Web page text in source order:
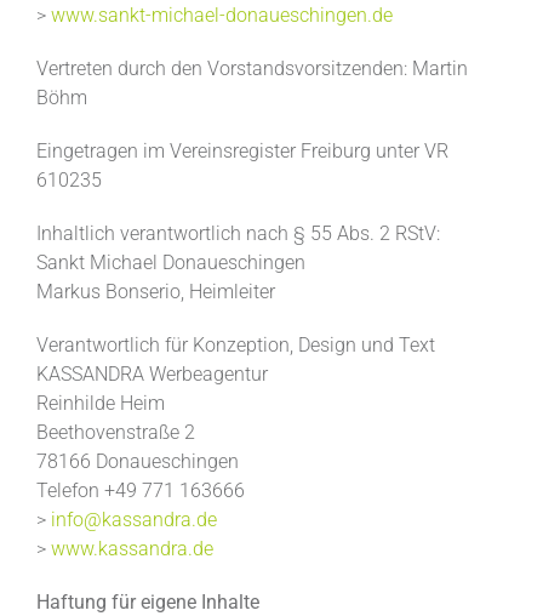
Betreutes Wohnen
Irmapark
Kosten
> www.sankt-michael-donaueschingen.de
Vertreten durch den Vorstandsvorsitzenden: Martin
Böhm
Eingetragen im Vereinsregister Freiburg unter VR
610235
Inhaltlich verantwortlich nach § 55 Abs. 2 RStV:
Sankt Michael Donaueschingen
Markus Bonserio, Heimleiter
Verantwortlich für Konzeption, Design und Text
KASSANDRA Werbeagentur
Reinhilde Heim
Beethovenstraße 2
78166 Donaueschingen
Telefon +49 771 163666
> info@kassandra.de
> www.kassandra.de
Haftung für eigene Inhalte